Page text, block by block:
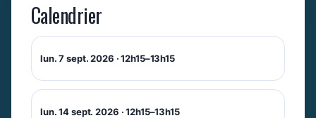
Calendrier
lun. 7 sept. 2026 · 12h15–13h15
lun. 14 sept. 2026 · 12h15–13h15